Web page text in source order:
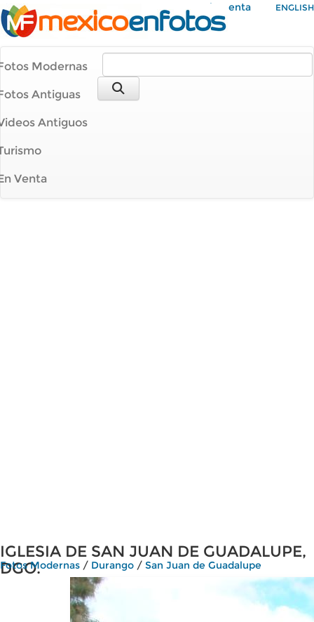
Mi Cuenta ENGLISH
Modernas
Antiguas
Antiguos
Venta
IGLESIA DE SAN JUAN DE GUADALUPE,
DGO.
Fotos Modernas / Durango / San Juan de Guadalupe